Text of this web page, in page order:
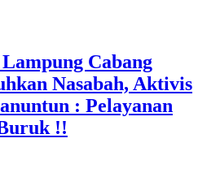
Cabang
Nasabah, Aktivis
: Pelayanan
!!